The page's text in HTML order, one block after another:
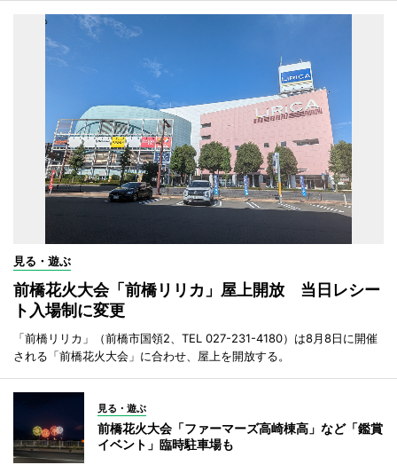
見る・遊ぶ
前橋花火大会「前橋リリカ」屋上開放 当日レシー
ト入場制に変更
「前橋リリカ」（前橋市国領2、TEL 027-231-4180）は8月8日に開催
される「前橋花火大会」に合わせ、屋上を開放する。
見る・遊ぶ
前橋花火大会「ファーマーズ高崎棟高」など「鑑賞
イベント」臨時駐車場も